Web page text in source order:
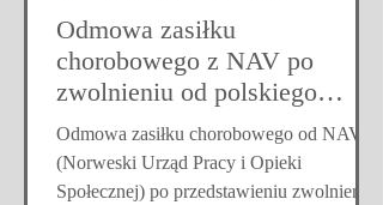
Odmowa zasiłku
chorobowego z NAV po
zwolnieniu od polskiego
lekarza?
Odmowa zasiłku chorobowego od NAV
(Norweski Urząd Pracy i Opieki
Społecznej) po przedstawieniu zwolnienia